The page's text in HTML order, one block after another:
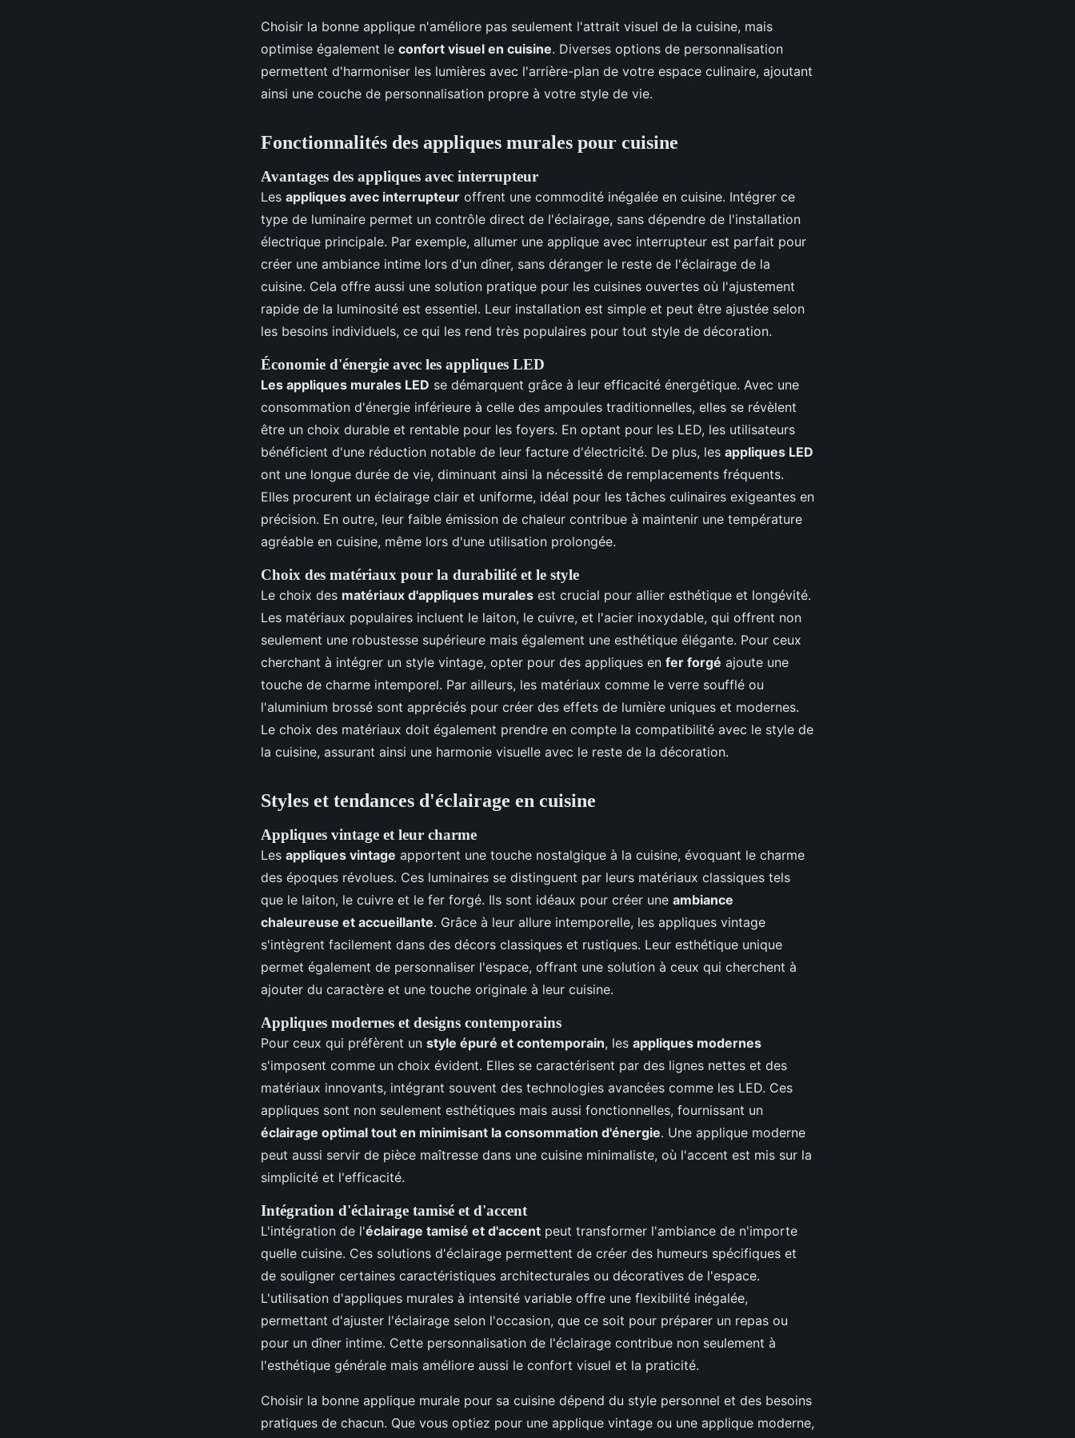
Choisir la bonne applique n'améliore pas seulement l'attrait visuel de la cuisine, mais
optimise également le confort visuel en cuisine. Diverses options de personnalisation
permettent d'harmoniser les lumières avec l'arrière-plan de votre espace culinaire, ajoutant
ainsi une couche de personnalisation propre à votre style de vie.
Fonctionnalités des appliques murales pour cuisine
Avantages des appliques avec interrupteur
Les appliques avec interrupteur offrent une commodité inégalée en cuisine. Intégrer ce
type de luminaire permet un contrôle direct de l'éclairage, sans dépendre de l'installation
électrique principale. Par exemple, allumer une applique avec interrupteur est parfait pour
créer une ambiance intime lors d'un dîner, sans déranger le reste de l'éclairage de la
cuisine. Cela offre aussi une solution pratique pour les cuisines ouvertes où l'ajustement
rapide de la luminosité est essentiel. Leur installation est simple et peut être ajustée selon
les besoins individuels, ce qui les rend très populaires pour tout style de décoration.
Économie d'énergie avec les appliques LED
Les appliques murales LED se démarquent grâce à leur efficacité énergétique. Avec une
consommation d'énergie inférieure à celle des ampoules traditionnelles, elles se révèlent
être un choix durable et rentable pour les foyers. En optant pour les LED, les utilisateurs
bénéficient d'une réduction notable de leur facture d'électricité. De plus, les appliques LED
ont une longue durée de vie, diminuant ainsi la nécessité de remplacements fréquents.
Elles procurent un éclairage clair et uniforme, idéal pour les tâches culinaires exigeantes en
précision. En outre, leur faible émission de chaleur contribue à maintenir une température
agréable en cuisine, même lors d'une utilisation prolongée.
Choix des matériaux pour la durabilité et le style
Le choix des matériaux d'appliques murales est crucial pour allier esthétique et longévité.
Les matériaux populaires incluent le laiton, le cuivre, et l'acier inoxydable, qui offrent non
seulement une robustesse supérieure mais également une esthétique élégante. Pour ceux
cherchant à intégrer un style vintage, opter pour des appliques en fer forgé ajoute une
touche de charme intemporel. Par ailleurs, les matériaux comme le verre soufflé ou
l'aluminium brossé sont appréciés pour créer des effets de lumière uniques et modernes.
Le choix des matériaux doit également prendre en compte la compatibilité avec le style de
la cuisine, assurant ainsi une harmonie visuelle avec le reste de la décoration.
Styles et tendances d'éclairage en cuisine
Appliques vintage et leur charme
Les appliques vintage apportent une touche nostalgique à la cuisine, évoquant le charme
des époques révolues. Ces luminaires se distinguent par leurs matériaux classiques tels
que le laiton, le cuivre et le fer forgé. Ils sont idéaux pour créer une ambiance
chaleureuse et accueillante. Grâce à leur allure intemporelle, les appliques vintage
s'intègrent facilement dans des décors classiques et rustiques. Leur esthétique unique
permet également de personnaliser l'espace, offrant une solution à ceux qui cherchent à
ajouter du caractère et une touche originale à leur cuisine.
Appliques modernes et designs contemporains
Pour ceux qui préfèrent un style épuré et contemporain, les appliques modernes
s'imposent comme un choix évident. Elles se caractérisent par des lignes nettes et des
matériaux innovants, intégrant souvent des technologies avancées comme les LED. Ces
appliques sont non seulement esthétiques mais aussi fonctionnelles, fournissant un
éclairage optimal tout en minimisant la consommation d'énergie. Une applique moderne
peut aussi servir de pièce maîtresse dans une cuisine minimaliste, où l'accent est mis sur la
simplicité et l'efficacité.
Intégration d'éclairage tamisé et d'accent
L'intégration de l'éclairage tamisé et d'accent peut transformer l'ambiance de n'importe
quelle cuisine. Ces solutions d'éclairage permettent de créer des humeurs spécifiques et
de souligner certaines caractéristiques architecturales ou décoratives de l'espace.
L'utilisation d'appliques murales à intensité variable offre une flexibilité inégalée,
permettant d'ajuster l'éclairage selon l'occasion, que ce soit pour préparer un repas ou
pour un dîner intime. Cette personnalisation de l'éclairage contribue non seulement à
l'esthétique générale mais améliore aussi le confort visuel et la praticité.
Choisir la bonne applique murale pour sa cuisine dépend du style personnel et des besoins
pratiques de chacun. Que vous optiez pour une applique vintage ou une applique moderne,